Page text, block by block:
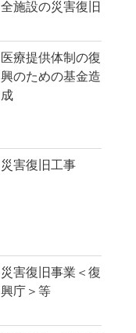
全施設の災害復旧
医療提供体制の復
興のための基金造
成
災害復旧工事
災害復旧事業＜復
興庁＞等